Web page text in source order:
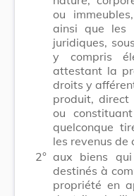
ou
ainsi que les
juridiques,
y compris
attestant la
droits y
produit, direct
ou
quelconque
les revenus de
2° aux biens
destinés à
propriété en